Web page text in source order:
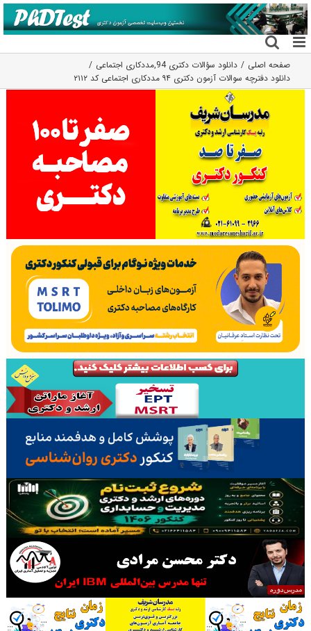
رفتن
به
محتوا
صفحه اصلی دانلود سؤالات دکتری 94 ,مددکاری اجتماعی
دانلود دفترچه سوالات آزمون دکتری ۹۴ مددکاری اجتماعی کد ۲۱۱۲